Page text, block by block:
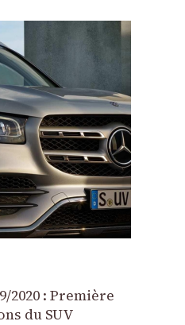
2020 : Première
du SUV